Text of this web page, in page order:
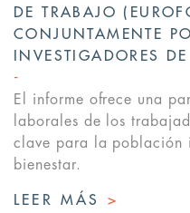
DE TRABAJO
CONJUNTAMENTE
INVESTIGADORES
El informe ofrece una
laborales de los
clave para la población
bienestar.
LEER MÁS >